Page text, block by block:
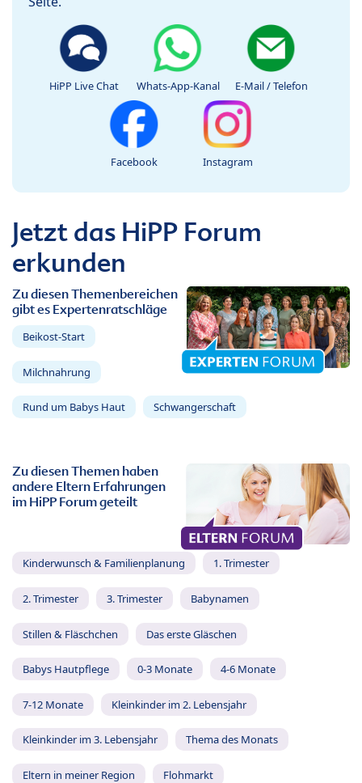
HiPP Live Chat Whats-App-Kanal E-Mail / Telefon
Facebook Instagram
Jetzt das HiPP Forum
erkunden
Zu diesen Themenbereichen
gibt es Expertenratschläge
Beikost-Start
Milchnahrung
Rund um Babys Haut Schwangerschaft
Zu diesen Themen haben
andere Eltern Erfahrungen
im HiPP Forum geteilt
Kinderwunsch & Familienplanung 1. Trimester
2. Trimester 3. Trimester Babynamen
Stillen & Fläschchen Das erste Gläschen
Babys Hautpflege 0-3 Monate 4-6 Monate
7-12 Monate Kleinkinder im 2. Lebensjahr
Kleinkinder im 3. Lebensjahr Thema des Monats
Eltern in meiner Region Flohmarkt